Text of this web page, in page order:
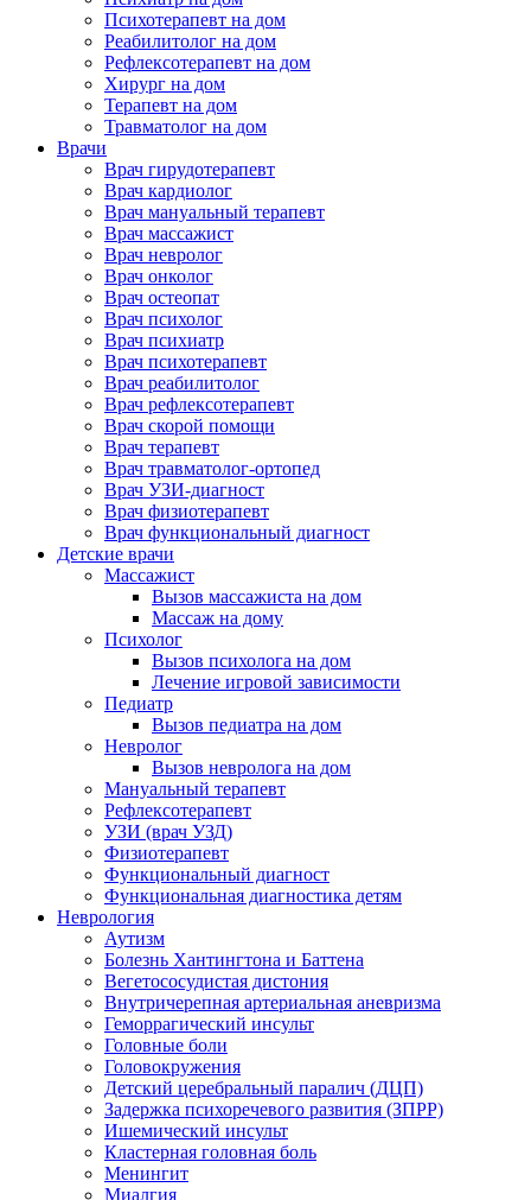
Психотерапевт на дом
Реабилитолог на дом
Рефлексотерапевт на дом
Хирург на дом
Терапевт на дом
Травматолог на дом
Врачи
Врач гирудотерапевт
Врач кардиолог
Врач мануальный терапевт
Врач массажист
Врач невролог
Врач онколог
Врач остеопат
Врач психолог
Врач психиатр
Врач психотерапевт
Врач реабилитолог
Врач рефлексотерапевт
Врач скорой помощи
Врач терапевт
Врач травматолог-ортопед
Врач УЗИ-диагност
Врач физиотерапевт
Врач функциональный диагност
Детские врачи
Массажист
Вызов массажиста на дом
Массаж на дому
Психолог
Вызов психолога на дом
Лечение игровой зависимости
Педиатр
Вызов педиатра на дом
Невролог
Вызов невролога на дом
Мануальный терапевт
Рефлексотерапевт
УЗИ (врач УЗД)
Физиотерапевт
Функциональный диагност
Функциональная диагностика детям
Неврология
Аутизм
Болезнь Хантингтона и Баттена
Вегетососудистая дистония
Внутричерепная артериальная аневризма
Геморрагический инсульт
Головные боли
Головокружения
Детский церебральный паралич (ДЦП)
Задержка психоречевого развития (ЗПРР)
Ишемический инсульт
Кластерная головная боль
Менингит
Миалгия